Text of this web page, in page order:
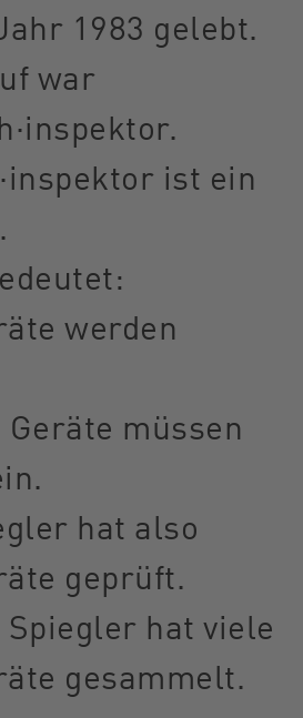
1983 gelebt.
war
ist ein
werden
Geräte müssen
hat also
geprüft.
Spiegler hat viele
gesammelt.